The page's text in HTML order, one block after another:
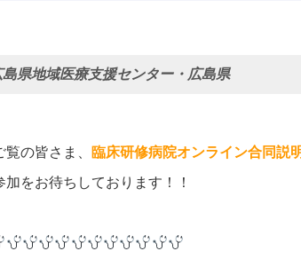
島県地域医療支援センター・広島県
覧の皆さま、 臨床研修病院オンライン合同説
加をお待ちしております！！